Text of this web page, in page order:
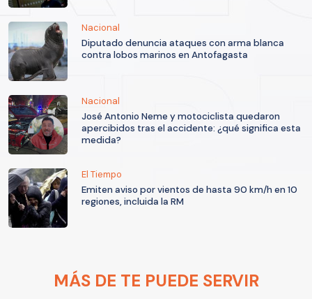
Nacional
Diputado denuncia ataques con arma blanca
contra lobos marinos en Antofagasta
Nacional
José Antonio Neme y motociclista quedaron
apercibidos tras el accidente: ¿qué significa esta
medida?
El Tiempo
Emiten aviso por vientos de hasta 90 km/h en 10
regiones, incluida la RM
MÁS DE TE PUEDE SERVIR